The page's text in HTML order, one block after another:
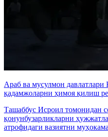
Араб ва мусулмон давлатлари
қадамжоларни ҳимоя қилиш
Ташаббус Исроил томонидан
қонунбузарликларни
атрофидаги вазиятни